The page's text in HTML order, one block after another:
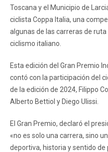
Toscana y el Municipio de
ciclista Coppa Italia, una
algunas de las carreras de
ciclismo italiano.
Esta edición del Gran Premio
contó con la participación del
de la edición de 2024, Filippo
Alberto Bettiol y Diego Ulissi.
El Gran Premio, declaró el
«no es solo una carrera, sino
deportiva, historia y sentido de